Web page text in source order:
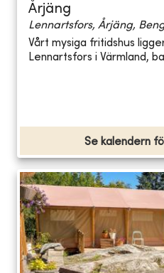
Årjäng
Lennartsfors, Årjäng,
Vårt mysiga fritidshus
Lennartsfors i Värmland,
Se kalendern